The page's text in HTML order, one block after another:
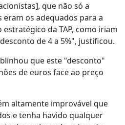
que não só a
eram os adequados para a
da TAP, como iriam
de 4 a 5%", justificou.
que este "desconto"
de euros face ao preço
altamente improvável que
e tenha havido qualquer